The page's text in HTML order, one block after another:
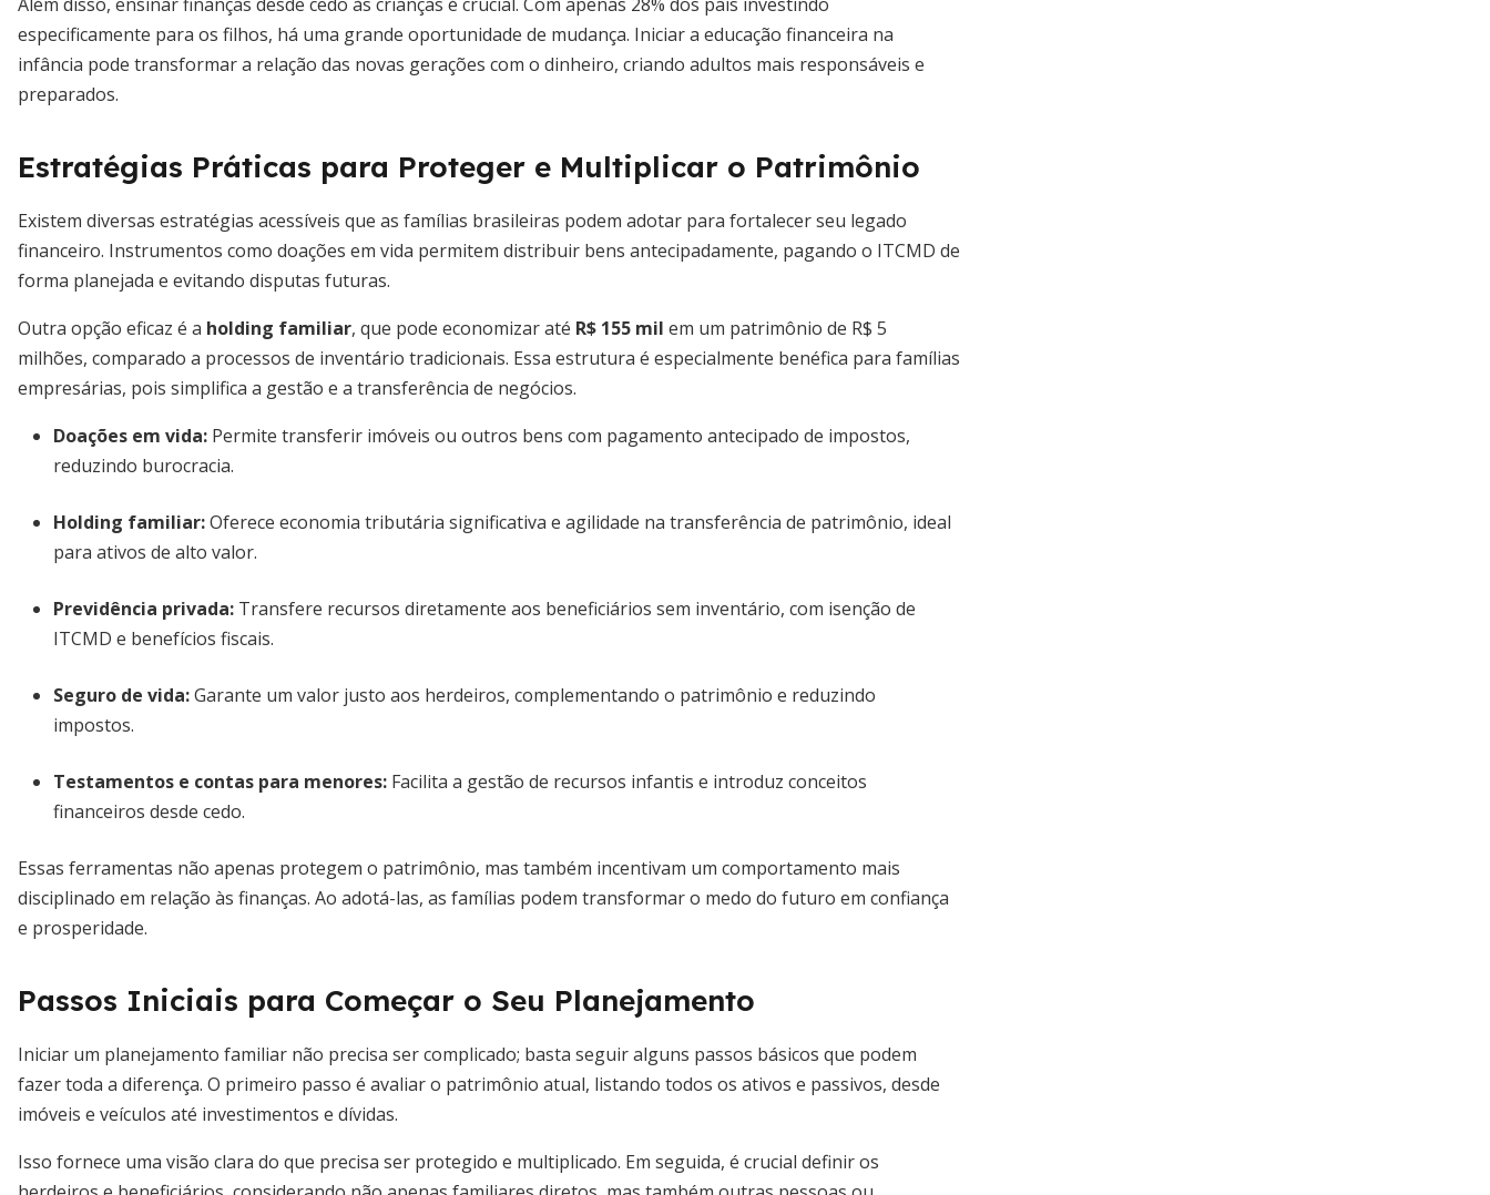
especificamente para os filhos, há uma grande oportunidade de mudança. Iniciar a educação financeira na
infância pode transformar a relação das novas gerações com o dinheiro, criando adultos mais responsáveis e
preparados.
Estratégias Práticas para Proteger e Multiplicar o Patrimônio
Existem diversas estratégias acessíveis que as famílias brasileiras podem adotar para fortalecer seu legado
financeiro. Instrumentos como doações em vida permitem distribuir bens antecipadamente, pagando o ITCMD de
forma planejada e evitando disputas futuras.
Outra opção eficaz é a holding familiar, que pode economizar até R$ 155 mil em um patrimônio de R$ 5
milhões, comparado a processos de inventário tradicionais. Essa estrutura é especialmente benéfica para famílias
empresárias, pois simplifica a gestão e a transferência de negócios.
Doações em vida: Permite transferir imóveis ou outros bens com pagamento antecipado de impostos,
reduzindo burocracia.
Holding familiar:Oferece economia tributária significativa e agilidade na transferência de patrimônio, ideal
para ativos de alto valor.
Previdência privada: Transfere recursos diretamente aos beneficiários sem inventário, com isenção de
ITCMD e benefícios fiscais.
Seguro de vida:Garante um valor justo aos herdeiros, complementando o patrimônio e reduzindo
impostos.
Testamentos e contas para menores: Facilita a gestão de recursos infantis e introduz conceitos
financeiros desde cedo.
Essas ferramentas não apenas protegem o patrimônio, mas também incentivam um comportamento mais
disciplinado em relação às finanças. Ao adotá-las, as famílias podem transformar o medo do futuro em confiança
e prosperidade.
Passos Iniciais para Começar o Seu Planejamento
Iniciar um planejamento familiar não precisa ser complicado; basta seguir alguns passos básicos que podem
fazer toda a diferença. O primeiro passo é avaliar o patrimônio atual, listando todos os ativos e passivos, desde
imóveis e veículos até investimentos e dívidas.
Isso fornece uma visão clara do que precisa ser protegido e multiplicado. Em seguida, é crucial definir os